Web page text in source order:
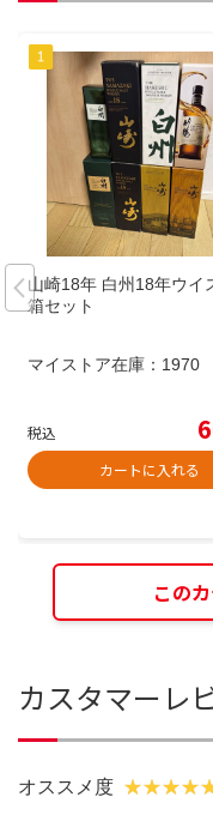
山崎18年 白州18年ウイ
箱セット
マイストア在庫： 1970
税込
カートに入れる
この
カスタマーレ
オススメ度